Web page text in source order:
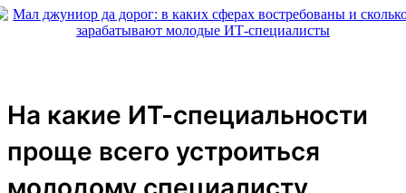
На какие ИТ-специальности
проще всего устроиться